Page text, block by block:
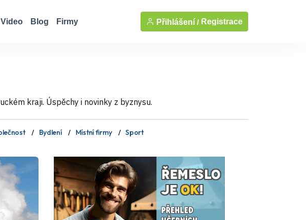
Video Blog Firmy Přihlášení / Registrace
kraji. Úspěchy i novinky z byznysu.
Bydlení Místní firmy Sport